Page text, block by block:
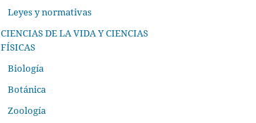
Leyes y normativas
CIENCIAS DE LA VIDA Y CIENCIAS
FÍSICAS
Biología
Botánica
Zoología